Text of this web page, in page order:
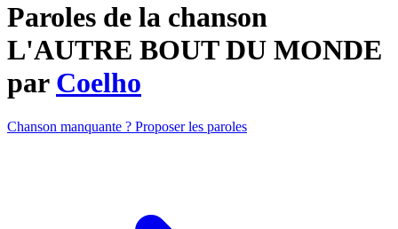
Paroles de la chanson
L'AUTRE BOUT DU MONDE
par Coelho
Chanson manquante ? Proposer les paroles